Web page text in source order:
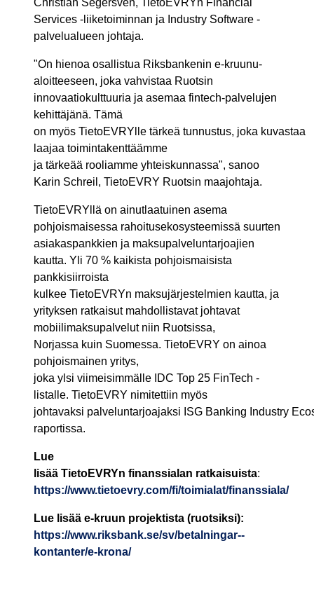
Christian Segersven, TietoEVRYn Financial
Services -liiketoiminnan ja Industry Software -
palvelualueen johtaja.
"On hienoa osallistua Riksbankenin e-kruunu-
aloitteeseen, joka vahvistaa Ruotsin
innovaatiokulttuuria ja asemaa fintech-palvelujen
kehittäjänä. Tämä
on myös TietoEVRYlle tärkeä tunnustus, joka kuvastaa
laajaa toimintakenttäämme
ja tärkeää rooliamme yhteiskunnassa", sanoo
Karin Schreil, TietoEVRY Ruotsin maajohtaja.
TietoEVRYllä on ainutlaatuinen asema
pohjoismaisessa rahoitusekosysteemissä suurten
asiakaspankkien ja maksupalveluntarjoajien
kautta. Yli 70 % kaikista pohjoismaisista
pankkisiirroista
kulkee TietoEVRYn maksujärjestelmien kautta, ja
yrityksen ratkaisut mahdollistavat johtavat
mobiilimaksupalvelut niin Ruotsissa,
Norjassa kuin Suomessa. TietoEVRY on ainoa
pohjoismainen yritys,
joka ylsi viimeisimmälle IDC Top 25 FinTech -
listalle. TietoEVRY nimitettiin myös
johtavaksi palveluntarjoajaksi ISG Banking Industry
raportissa.
Lue
lisää TietoEVRYn finanssialan ratkaisuista:
https://www.tietoevry.com/fi/toimialat/finanssiala/
Lue lisää e-kruun projektista (ruotsiksi):
https://www.riksbank.se/sv/betalningar--
kontanter/e-krona/